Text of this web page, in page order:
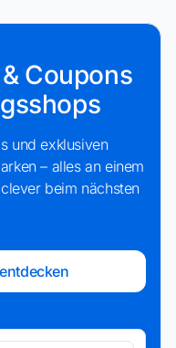
Coupons
und exklusiven
– alles an einem
beim nächsten